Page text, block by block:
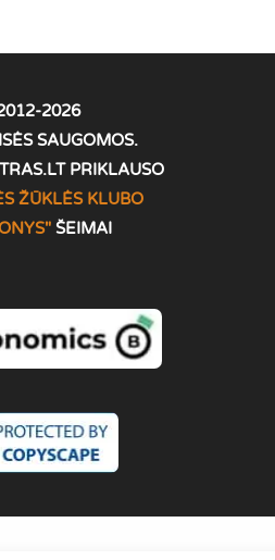
2026
SAUGOMOS.
PRIKLAUSO
ŽŪKLĖS KLUBO
" ŠEIMAI